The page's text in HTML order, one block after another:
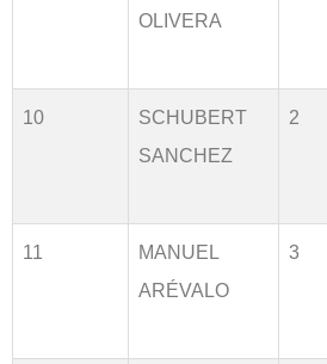
OLIVERA
10
SCHUBERT
SANCHEZ
2
11
MANUEL
ARÉVALO
3